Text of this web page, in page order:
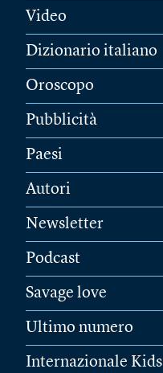
Video
Dizionario italiano
Oroscopo
Pubblicità
Paesi
Autori
Newsletter
Podcast
Savage love
Ultimo numero
Internazionale Kids